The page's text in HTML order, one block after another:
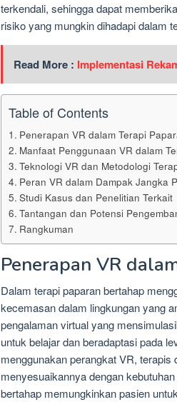
terkendali, sehingga dapat
risiko yang mungkin dihadapi dalam
Read More : Implementasi
Table of Contents
Penerapan VR dalam Terapi
Manfaat Penggunaan VR dalam
Teknologi VR dan Metodologi
Peran VR dalam Dampak Jangka
Studi Kasus dan Penelitian Terkait
Tantangan dan Potensi
Rangkuman
Penerapan VR
Dalam terapi paparan bertahap
kecemasan dalam lingkungan yang
pengalaman virtual yang
untuk belajar dan beradaptasi pada
menggunakan perangkat VR,
menyesuaikannya dengan
bertahap memungkinkan pasien